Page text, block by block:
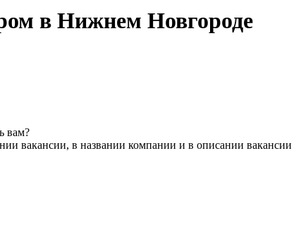
в Нижнем Новгороде
вам?
вакансии, в названии компании и в описании вакансии